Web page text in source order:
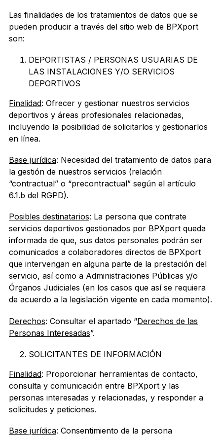
Las finalidades de los tratamientos de datos que se
pueden producir a través del sitio web de BPXport
son:
DEPORTISTAS / PERSONAS USUARIAS DE
LAS INSTALACIONES Y/O SERVICIOS
DEPORTIVOS
Finalidad: Ofrecer y gestionar nuestros servicios
deportivos y áreas profesionales relacionadas,
incluyendo la posibilidad de solicitarlos y gestionarlos
en línea.
Base jurídica: Necesidad del tratamiento de datos para
la gestión de nuestros servicios (relación
“contractual” o “precontractual” según el artículo
6.1.b del RGPD).
Posibles destinatarios: La persona que contrate
servicios deportivos gestionados por BPXport queda
informada de que, sus datos personales podrán ser
comunicados a colaboradores directos de BPXport
que intervengan en alguna parte de la prestación del
servicio, así como a Administraciones Públicas y/o
Órganos Judiciales (en los casos que así se requiera
de acuerdo a la legislación vigente en cada momento).
Derechos: Consultar el apartado “Derechos de las
Personas Interesadas”.
SOLICITANTES DE INFORMACIÓN
Finalidad: Proporcionar herramientas de contacto,
consulta y comunicación entre BPXport y las
personas interesadas y relacionadas, y responder a
solicitudes y peticiones.
Base jurídica: Consentimiento de la persona